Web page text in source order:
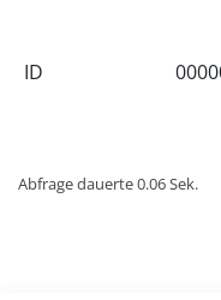
ID
Abfrage dauerte 0.06 Sek.